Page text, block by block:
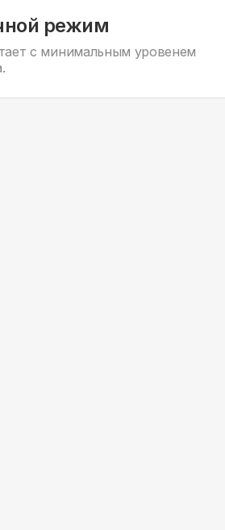
режим
с минимальным уровенем